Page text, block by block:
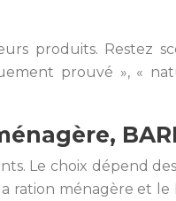
produits. Restez
prouvé », «
Le choix dépend
ration ménagère et